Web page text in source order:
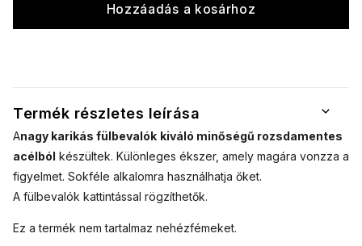
Hozzáadás a kosárhoz
Termék részletes leírása
Anagy karikás fülbevalók kiváló minőségű rozsdamentes
acélból készültek. Különleges ékszer, amely magára vonzza a
figyelmet. Sokféle alkalomra használhatja őket.
A fülbevalók kattintással rögzíthetők.
Ez a termék nem tartalmaz nehézfémeket.